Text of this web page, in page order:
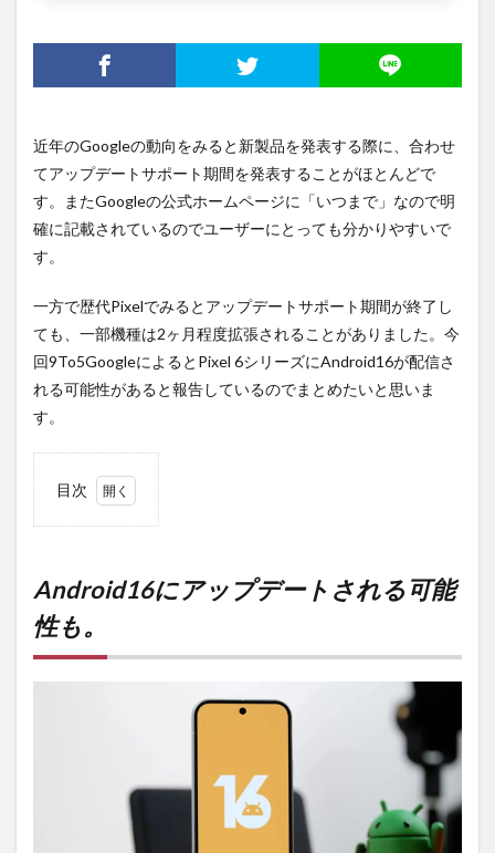
近年のGoogleの動向をみると新製品を発表する際に、合わせ
てアップデートサポート期間を発表することがほとんどで
す。またGoogleの公式ホームページに「いつまで」なので明
確に記載されているのでユーザーにとっても分かりやすいで
す。
一方で歴代Pixelでみるとアップデートサポート期間が終了し
ても、一部機種は2ヶ月程度拡張されることがありました。今
回9To5GoogleによるとPixel 6シリーズにAndroid16が配信さ
れる可能性があると報告しているのでまとめたいと思いま
す。
目次
デートさ
れる可能
性も。
2
Android16にアップデートされる可能
性も。